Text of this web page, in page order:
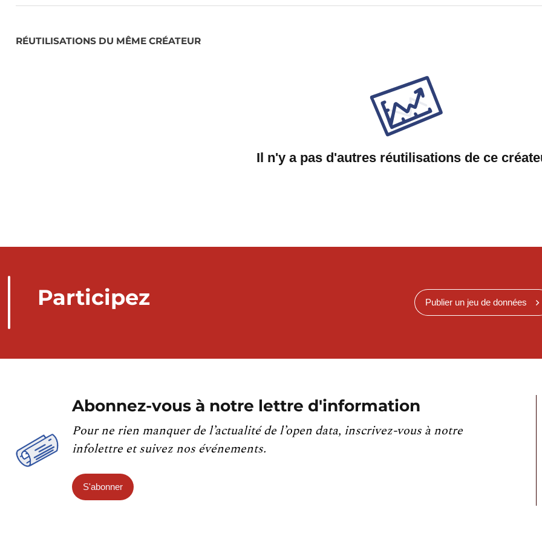
RÉUTILISATIONS DU MÊME CRÉATEUR
Il n'y a pas d'autres réutilisations de ce
Participez Publier un jeu de données
Abonnez-vous à notre lettre d'information
Pour ne rien manquer de l’actualité de l’open data, inscrivez-vous à notre
infolettre et suivez nos événements.
S'abonner